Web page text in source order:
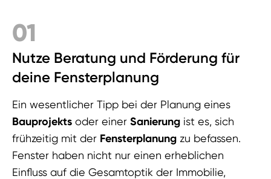
01
Nutze Beratung und Förderung für
deine Fensterplanung
Ein wesentlicher Tipp bei der Planung eines
Bauprojekts oder einer Sanierung ist es, sich
frühzeitig mit der Fensterplanung zu befassen.
Fenster haben nicht nur einen erheblichen
Einfluss auf die Gesamtoptik der Immobilie,